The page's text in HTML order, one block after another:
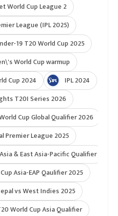
World Cup League 2
League (IPL 2025)
19 T20 World Cup 2025
World Cup warmup
Cup 2024
IPL 2024
T20I Series 2026
Cup Global Qualifier 2026
Premier League 2025
& East Asia-Pacific Qualifier
Asia-EAP Qaulifier 2025
vs West Indies 2025
World Cup Asia Qualifier